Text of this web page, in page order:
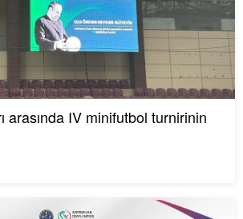
arasında IV minifutbol turnirinin